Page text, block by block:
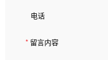
电话
* 留言内容